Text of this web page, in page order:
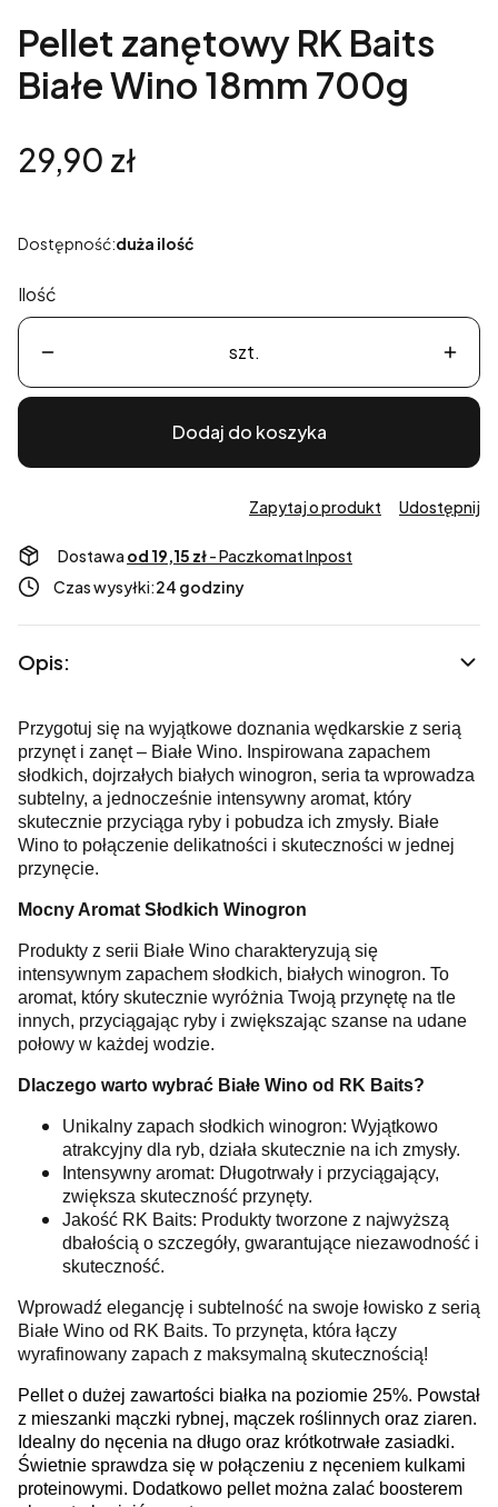
Pellet zanętowy RK Baits
Białe Wino 18mm 700g
Cena
29,90 zł
Dostępność:duża ilość
Ilość
szt.
Dodaj do koszyka
Zapytaj o produkt Udostępnij
Dostawa od 19,15 zł- Paczkomat Inpost
Czas wysyłki:24 godziny
Opis:
Przygotuj się na wyjątkowe doznania wędkarskie z serią
przynęt i zanęt – Białe Wino. Inspirowana zapachem
słodkich, dojrzałych białych winogron, seria ta wprowadza
subtelny, a jednocześnie intensywny aromat, który
skutecznie przyciąga ryby i pobudza ich zmysły. Białe
Wino to połączenie delikatności i skuteczności w jednej
przynęcie.
Mocny Aromat Słodkich Winogron
Produkty z serii Białe Wino charakteryzują się
intensywnym zapachem słodkich, białych winogron. To
aromat, który skutecznie wyróżnia Twoją przynętę na tle
innych, przyciągając ryby i zwiększając szanse na udane
połowy w każdej wodzie.
Dlaczego warto wybrać Białe Wino od RK Baits?
Unikalny zapach słodkich winogron: Wyjątkowo
atrakcyjny dla ryb, działa skutecznie na ich zmysły.
Intensywny aromat: Długotrwały i przyciągający,
zwiększa skuteczność przynęty.
Jakość RK Baits: Produkty tworzone z najwyższą
dbałością o szczegóły, gwarantujące niezawodność i
skuteczność.
Wprowadź elegancję i subtelność na swoje łowisko z serią
Białe Wino od RK Baits. To przynęta, która łączy
wyrafinowany zapach z maksymalną skutecznością!
Pellet o dużej zawartości białka na poziomie 25%. Powstał
z mieszanki mączki rybnej, mączek roślinnych oraz ziaren.
Idealny do nęcenia na długo oraz krótkotrwałe zasiadki.
Świetnie sprawdza się w połączeniu z nęceniem kulkami
proteinowymi. Dodatkowo pellet można zalać boosterem